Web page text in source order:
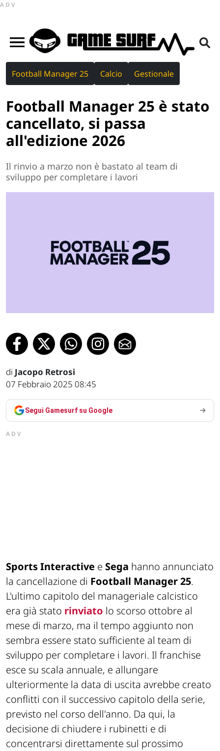
ADV
Football Manager 25 Calcio Gestionale
Football Manager 25 è stato
cancellato, si passa
all'edizione 2026
Il rinvio a marzo non è bastato al team di
sviluppo per completare i lavori
di Jacopo Retrosi
07 Febbraio 2025 08:45
Segui Gamesurf su Google
ADV
Sports Interactive e Sega hanno annunciato
la cancellazione di Football Manager 25.
L'ultimo capitolo del manageriale calcistico
era già stato rinviato lo scorso ottobre al
mese di marzo, ma il tempo aggiunto non
sembra essere stato sufficiente al team di
sviluppo per completare i lavori. Il franchise
esce su scala annuale, e allungare
ulteriormente la data di uscita avrebbe creato
conflitti con il successivo capitolo della serie,
previsto nel corso dell'anno. Da qui, la
decisione di chiudere i rubinetti e di
concentrarsi direttamente sul prossimo